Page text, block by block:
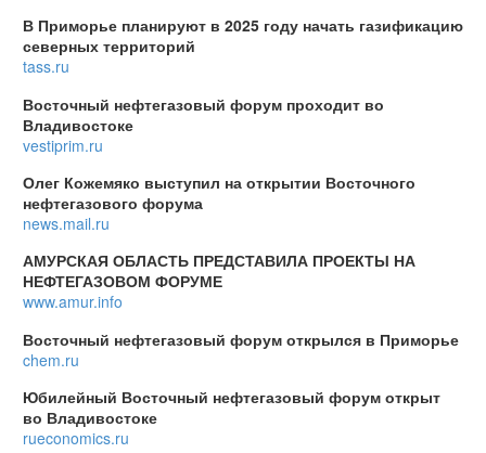
В Приморье планируют в 2025 году начать газификацию
северных территорий
tass.ru
Восточный нефтегазовый форум проходит во
Владивостоке
vestiprim.ru
Олег Кожемяко выступил на открытии Восточного
нефтегазового форума
news.mail.ru
АМУРСКАЯ ОБЛАСТЬ ПРЕДСТАВИЛА ПРОЕКТЫ НА
НЕФТЕГАЗОВОМ ФОРУМЕ
www.amur.info
Восточный нефтегазовый форум открылся в Приморье
chem.ru
Юбилейный Восточный нефтегазовый форум открыт
во Владивостоке
rueconomics.ru